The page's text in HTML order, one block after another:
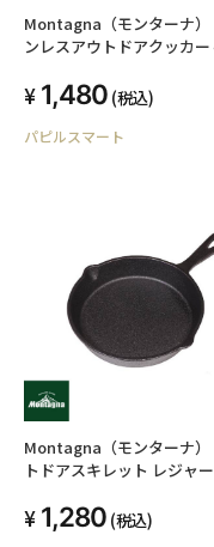
Montagna（モンターナ）
ンレスアウトドアクッカー
1,480 (税込)
パピルスマート
Montagna（モンターナ）
トドアスキレット レジャ
1,280 (税込)